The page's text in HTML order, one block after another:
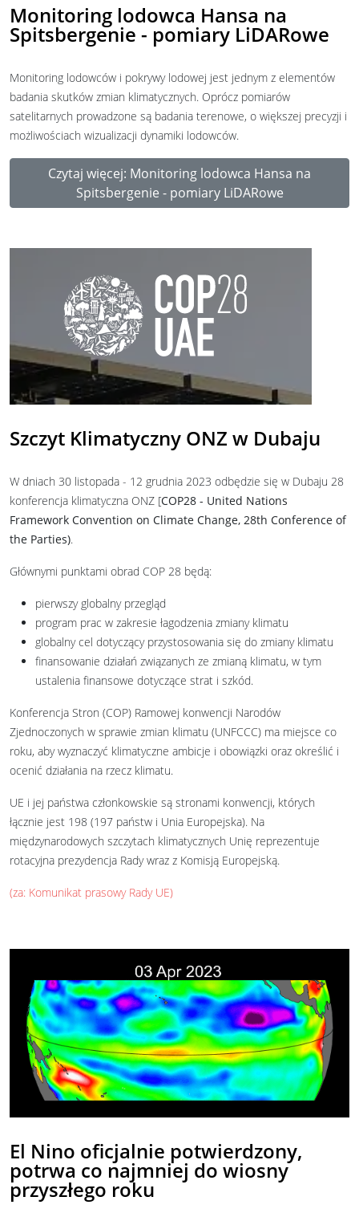
Monitoring lodowca Hansa na
Spitsbergenie - pomiary LiDARowe
Monitoring lodowców i pokrywy lodowej jest jednym z elementów
badania skutków zmian klimatycznych. Oprócz pomiarów
satelitarnych prowadzone są badania terenowe, o większej precyzji i
możliwościach wizualizacji dynamiki lodowców.
Czytaj więcej: Monitoring lodowca Hansa na
Spitsbergenie - pomiary LiDARowe
Szczyt Klimatyczny ONZ w Dubaju
W dniach 30 listopada - 12 grudnia 2023 odbędzie się w Dubaju 28
konferencja klimatyczna ONZ [COP28 - United Nations
Framework Convention on Climate Change, 28th Conference of
the Parties).
Głównymi punktami obrad COP 28 będą:
pierwszy globalny przegląd
program prac w zakresie łagodzenia zmiany klimatu
globalny cel dotyczący przystosowania się do zmiany klimatu
finansowanie działań związanych ze zmianą klimatu, w tym
ustalenia finansowe dotyczące strat i szkód.
Konferencja Stron (COP) Ramowej konwencji Narodów
Zjednoczonych w sprawie zmian klimatu (UNFCCC) ma miejsce co
roku, aby wyznaczyć klimatyczne ambicje i obowiązki oraz określić i
ocenić działania na rzecz klimatu.
UE i jej państwa członkowskie są stronami konwencji, których
łącznie jest 198 (197 państw i Unia Europejska). Na
międzynarodowych szczytach klimatycznych Unię reprezentuje
rotacyjna prezydencja Rady wraz z Komisją Europejską.
(za: Komunikat prasowy Rady UE)
El Nino oficjalnie potwierdzony,
potrwa co najmniej do wiosny
przyszłego roku